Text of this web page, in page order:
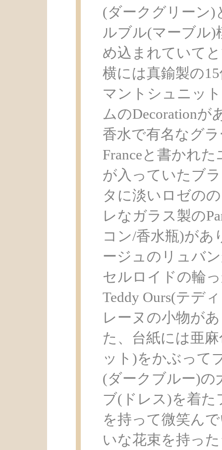
(ダークグリーン)
ルブル(マーブル)
め込まれていて
横には真鍮製の
マントシュニッ
ムのDecorationが
香水で有名なグラ
Franceと書かれ
が入っていたブ
タに淡いロゼの
レなガラス製の
コン/香水瓶)があ
ージュのリュバ
セルロイドの輪
Teddy Ours(テデ
レーヌの小物が
た、台紙には亜
ット)をかぶって
(ダークブルー)の
ブ(ドレス)を着た
を持って微笑ん
いな花束を持っ